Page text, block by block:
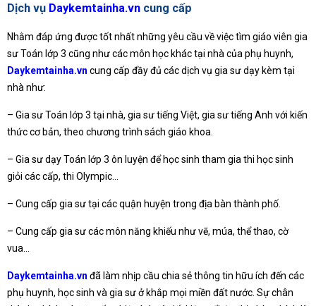
Dịch vụ Daykemtainha.vn cung cấp
Nhằm đáp ứng được tốt nhất những yêu cầu về việc tìm giáo viên gia
sư Toán lớp 3 cũng như các môn học khác tại nhà của phụ huynh,
Daykemtainha.vn cung cấp đầy đủ các dịch vụ gia sư dạy kèm tại
nhà như:
– Gia sư Toán lớp 3 tại nhà, gia sư tiếng Việt, gia sư tiếng Anh với kiến
thức cơ bản, theo chương trình sách giáo khoa.
– Gia sư dạy Toán lớp 3 ôn luyện để học sinh tham gia thi học sinh
giỏi các cấp, thi Olympic…
– Cung cấp gia sư tại các quận huyện trong địa bàn thành phố.
– Cung cấp gia sư các môn năng khiếu như vẽ, múa, thể thao, cờ
vua…
Daykemtainha.vn đã làm nhịp cầu chia sẻ thông tin hữu ích đến các
phụ huynh, học sinh và gia sư ở khắp mọi miền đất nước. Sự chân